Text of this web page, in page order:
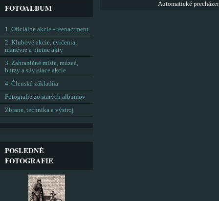
Automatické
FOTOALBUM
1. Oficiálne akcie - reenactment
2. Klubové akcie, cvičenia,
manévre a pietne akty
3. Zahraničné misie, múzeá,
burzy a súvisiace akcie
4. Členská základňa
Fotografie zo starých albumov
Zbrane, technika a výstroj
POSLEDNÉ
FOTOGRAFIE